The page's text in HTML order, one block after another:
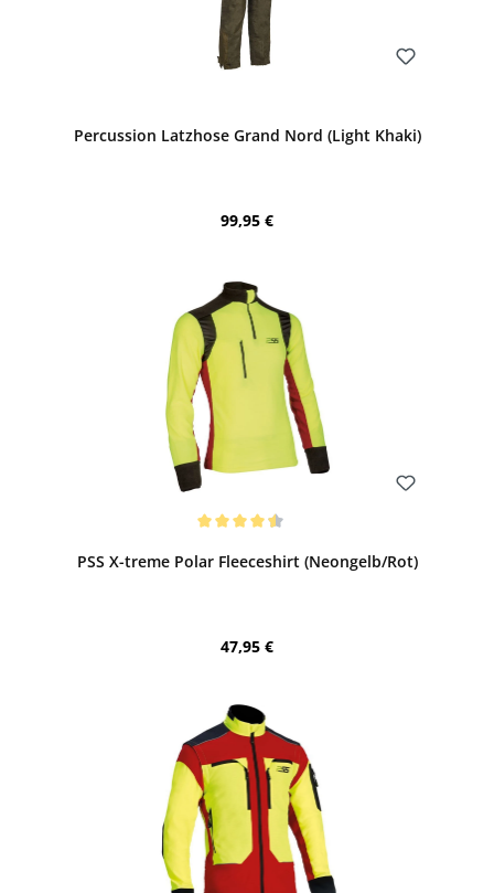
Percussion Latzhose Grand Nord (Light Khaki)
Regulärer Preis:
99,95 €
PSS X-treme Polar Fleeceshirt (Neongelb/Rot)
Regulärer Preis:
47,95 €